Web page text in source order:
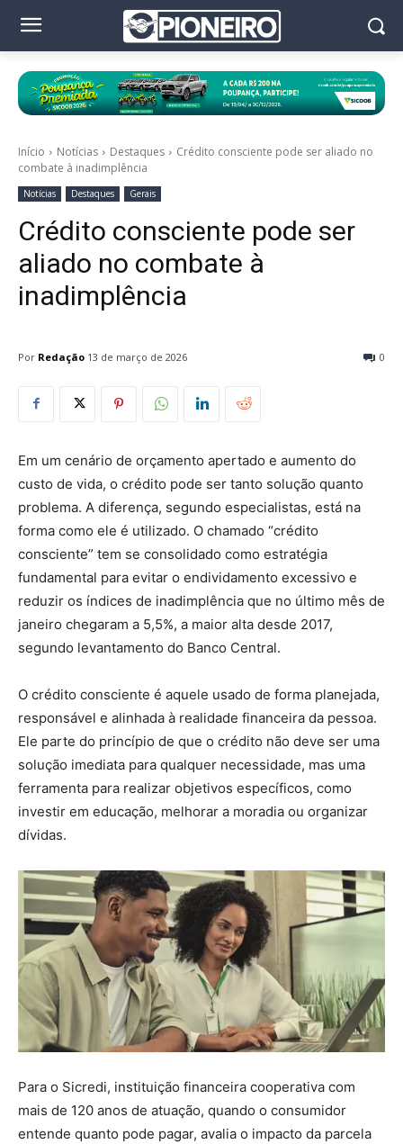
Início Notícias Destaques
Crédito consciente pode ser aliado no
combate à inadimplência
Notícias Destaques Gerais
Crédito consciente pode ser
aliado no combate à
inadimplência
Por Redação 0
13 de março de 2026
Em um cenário de orçamento apertado e aumento do
custo de vida, o crédito pode ser tanto solução quanto
problema. A diferença, segundo especialistas, está na
forma como ele é utilizado. O chamado “crédito
consciente” tem se consolidado como estratégia
fundamental para evitar o endividamento excessivo e
reduzir os índices de inadimplência que no último mês de
janeiro chegaram a 5,5%, a maior alta desde 2017,
segundo levantamento do Banco Central.
O crédito consciente é aquele usado de forma planejada,
responsável e alinhada à realidade financeira da pessoa.
Ele parte do princípio de que o crédito não deve ser uma
solução imediata para qualquer necessidade, mas uma
ferramenta para realizar objetivos específicos, como
investir em educação, melhorar a moradia ou organizar
dívidas.
Para o Sicredi, instituição financeira cooperativa com
mais de 120 anos de atuação, quando o consumidor
entende quanto pode pagar, avalia o impacto da parcela